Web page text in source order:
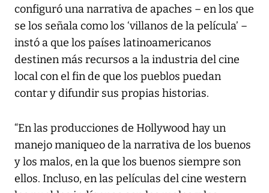
configuró una narrativa de apaches – en los que
se los señala como los ‘villanos de la película’ –
instó a que los países latinoamericanos
destinen más recursos a la industria del cine
local con el fin de que los pueblos puedan
contar y difundir sus propias historias.
“En las producciones de Hollywood hay un
manejo maniqueo de la narrativa de los buenos
y los malos, en la que los buenos siempre son
ellos. Incluso, en las películas del cine western